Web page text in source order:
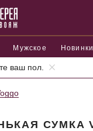
Мужское Новинки
ваш пол.
сумки Женские
СУМКА